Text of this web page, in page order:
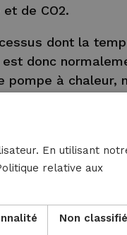
de CO2.
dont la
donc
pompe à chaleur,
plus élevée et
l’industrie,
des processus de
avec des
» en chaleur
non
En utilisant
relative aux
Non